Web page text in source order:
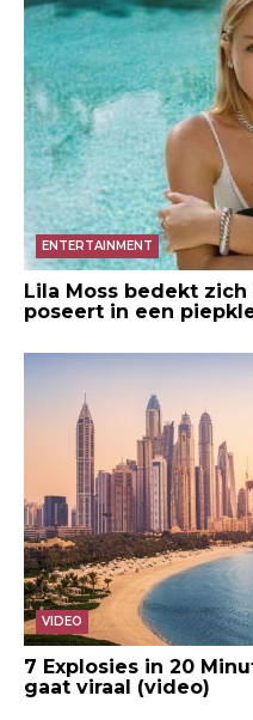
ENTERTAINMENT
Lila Moss bedekt
poseert in een
VIDEO
7 Explosies in 20
gaat viraal (video)